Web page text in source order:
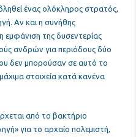
ένας ολόκληρος στρατός,
Αν και η συνήθης
εμφάνιση της δυσεντερίας
ανδρών για περιόδους δύο
δεν μπορούσαν σε αυτό το
στοιχεία κατά κανένα
από το βακτήριο
για το αρχαίο πολεμιστή,